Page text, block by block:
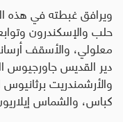
ويرافق غبطته في هذه
حلب والإسكندرون
معلولي، والأسقف
دير القديس جاورجيوس
والأرشمندريت
كباس، والشماس